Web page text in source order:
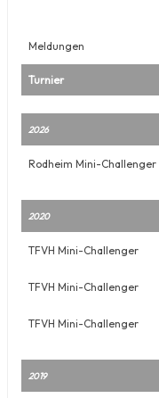
Meldungen
Turnier
2026
Rodheim Mini-Challenger
2020
TFVH Mini-Challenger
TFVH Mini-Challenger
TFVH Mini-Challenger
2019